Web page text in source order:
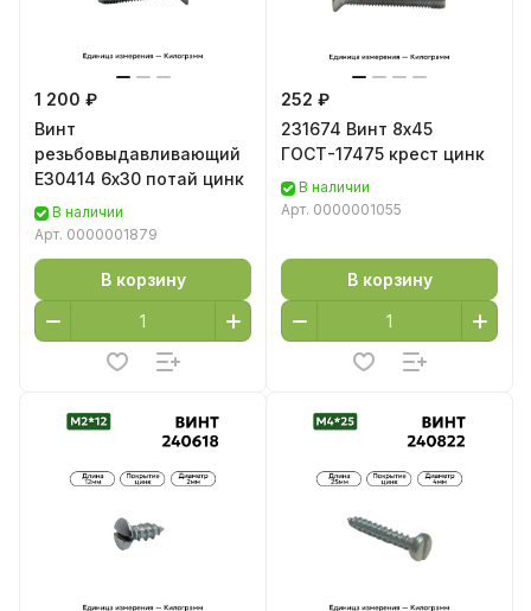
1 200 ₽
Винт
резьбовыдавливающий
Е30414 6х30 потай цинк
В наличии
Арт. 0000001879
В корзину
252 ₽
231674 Винт 8х45
ГОСТ-17475 крест цинк
В наличии
Арт. 0000001055
В корзину